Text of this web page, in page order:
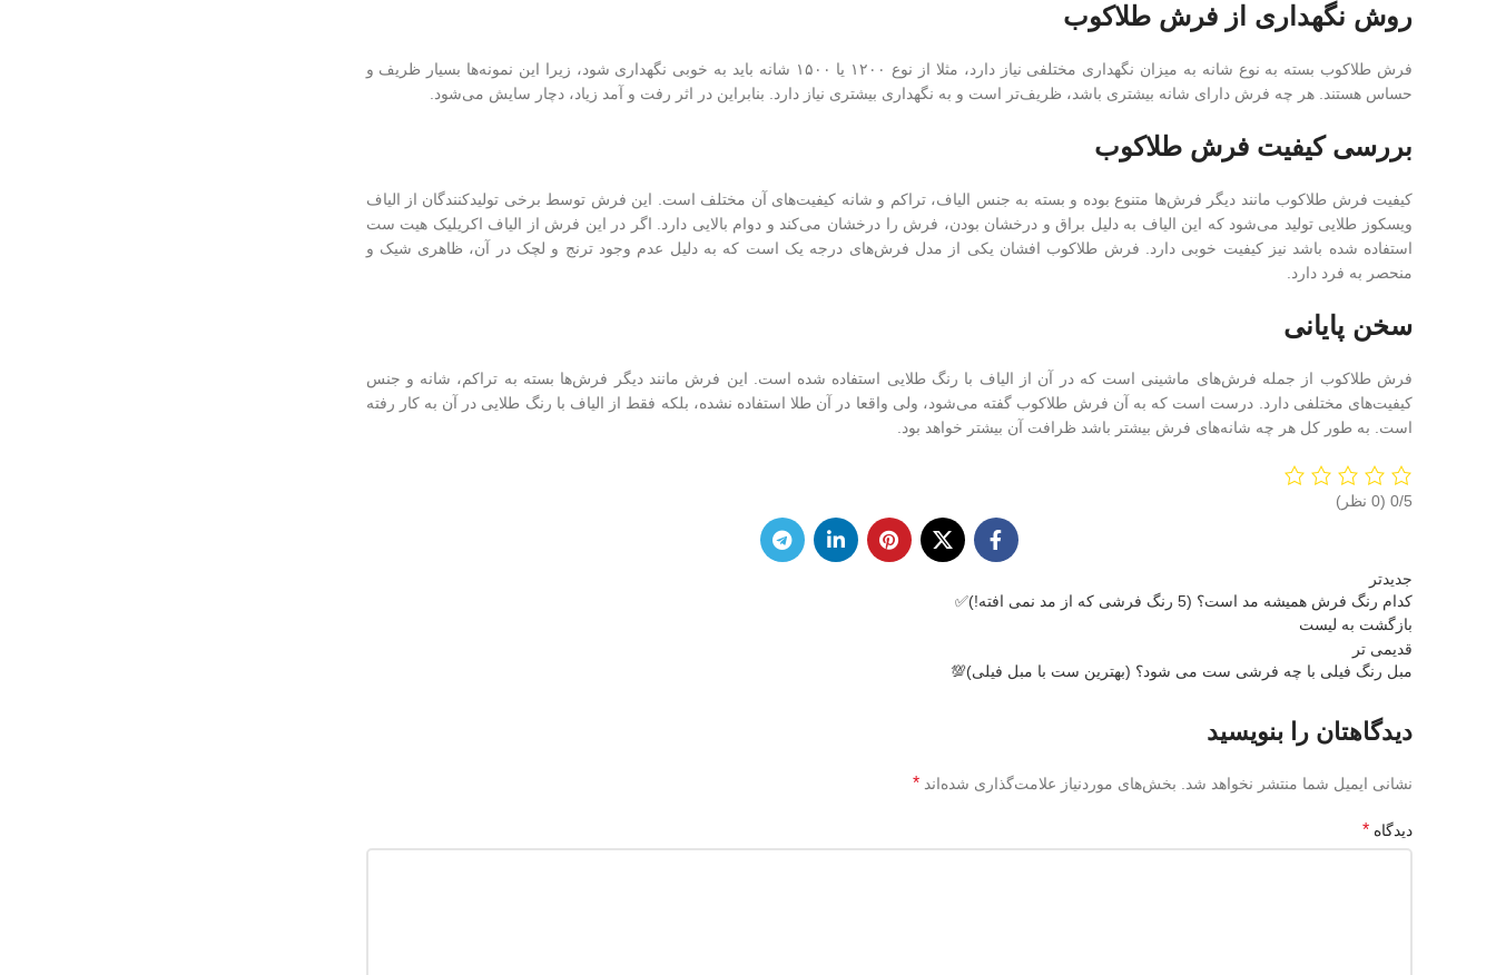
روش نگهداری از فرش طلاکوب
فرش طلاکوب بسته به نوع شانه به میزان نگهداری مختلفی نیاز دارد، مثلا از نوع ۱۲۰۰ یا ۱۵۰۰ شانه باید به خوبی نگهداری شود، زیرا این نمونه‌ها بسیار ظریف و
حساس هستند. هر چه فرش دارای شانه بیشتری باشد، ظریف‌تر است و به نگهداری بیشتری نیاز دارد. بنابراین در اثر رفت و آمد زیاد، دچار سایش می‌شود.
بررسی کیفیت فرش طلاکوب
کیفیت فرش طلاکوب مانند دیگر فرش‌ها متنوع بوده و بسته به جنس الیاف، تراکم و شانه کیفیت‌های آن مختلف است. این فرش توسط برخی تولیدکنندگان از الیاف
ویسکوز طلایی تولید می‌شود که این الیاف به دلیل براق و درخشان بودن، فرش را درخشان می‌کند و دوام بالایی دارد. اگر در این فرش از الیاف اکریلیک هیت ست
استفاده شده باشد نیز کیفیت خوبی دارد. فرش طلاکوب افشان یکی از مدل فرش‌های درجه یک است که به دلیل ‌عدم وجود ترنج و لچک در آن، ظاهری شیک و
منحصر به فرد دارد.
سخن پایانی
فرش طلاکوب از جمله فرش‌های ماشینی است که در آن از الیاف با رنگ طلایی استفاده شده است. این فرش مانند دیگر فرش‌ها بسته به تراکم، شانه و جنس
کیفیت‌های مختلفی دارد. درست است که به آن فرش طلاکوب گفته می‌شود، ولی واقعا در آن طلا استفاده نشده، بلکه فقط از الیاف با رنگ طلایی در آن به کار رفته
است. به طور کل هر چه شانه‌های فرش بیشتر باشد ظرافت آن بیشتر خواهد بود.
‫0/5
جدیدتر
کدام رنگ فرش همیشه مد است؟ (5 رنگ فرشی که از مد نمی افته!)✅
بازگشت به لیست
قدیمی تر
مبل رنگ فیلی با چه فرشی ست می‌ شود؟ (بهترین ست با مبل فیلی)💯
دیدگاهتان را بنویسید
نشانی ایمیل شما منتشر نخواهد شد. بخش‌های موردنیاز علامت‌گذاری شده‌اند *
دیدگاه *